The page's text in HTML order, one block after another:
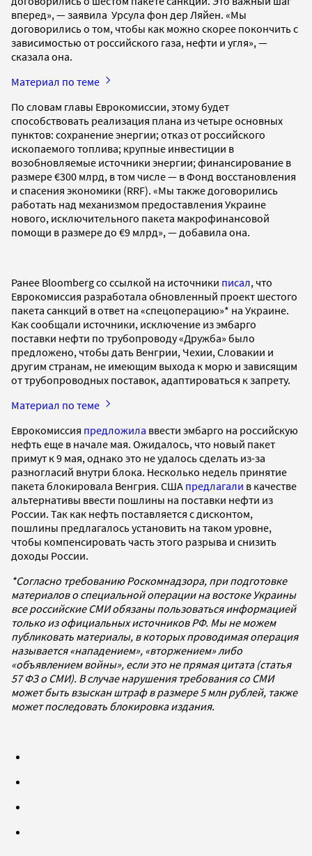
вперед», — заявила Урсула фон дер Ляйен. «Мы
договорились о том, чтобы как можно скорее покончить с
зависимостью от российского газа, нефти и угля», —
сказала она.
Материал по теме
По словам главы Еврокомиссии, этому будет
способствовать реализация плана из четыре основных
пунктов: сохранение энергии; отказ от российского
ископаемого топлива; крупные инвестиции в
возобновляемые источники энергии; финансирование в
размере €300 млрд, в том числе — в Фонд восстановления
и спасения экономики (RRF). «Мы также договорились
работать над механизмом предоставления Украине
нового, исключительного пакета макрофинансовой
помощи в размере до €9 млрд», — добавила она.
Ранее Bloomberg со ссылкой на источники писал, что
Еврокомиссия разработала обновленный проект шестого
пакета санкций в ответ на «спецоперацию»* на Украине.
Как сообщали источники, исключение из эмбарго
поставки нефти по трубопроводу «Дружба» было
предложено, чтобы дать Венгрии, Чехии, Словакии и
другим странам, не имеющим выхода к морю и зависящим
от трубопроводных поставок, адаптироваться к запрету.
Материал по теме
Еврокомиссия предложила ввести эмбарго на российскую
нефть еще в начале мая. Ожидалось, что новый пакет
примут к 9 мая, однако это не удалось сделать из-за
разногласий внутри блока. Несколько недель принятие
пакета блокировала Венгрия. США предлагали в качестве
альтернативы ввести пошлины на поставки нефти из
России. Так как нефть поставляется с дисконтом,
пошлины предлагалось установить на таком уровне,
чтобы компенсировать часть этого разрыва и снизить
доходы России.
*Согласно требованию Роскомнадзора, при подготовке
материалов о специальной операции на востоке Украины
все российские СМИ обязаны пользоваться информацией
только из официальных источников РФ. Мы не можем
публиковать материалы, в которых проводимая операция
называется «нападением», «вторжением» либо
«объявлением войны», если это не прямая цитата (статья
57 ФЗ о СМИ). В случае нарушения требования со СМИ
может быть взыскан штраф в размере 5 млн рублей, также
может последовать блокировка издания.